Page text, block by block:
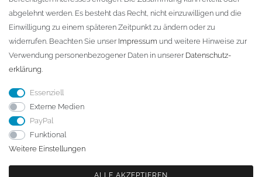
Telefon:+49 (0)3501 507295
info@dach-teufel.de
abgelehnt werden. Es besteht das Recht, nicht einzuwilligen und die
Einwilligung zu einem späteren Zeitpunkt zu ändern oder zu
widerrufen. Beachten Sie unser Impressum und weitere Hinweise zur
Verwendung personenbezogener Daten in unserer Daten­schutz­
erklärung.
Essenziell
Externe Medien
PayPal
Funktional
Weitere Einstellungen
ALLE AKZEPTIEREN